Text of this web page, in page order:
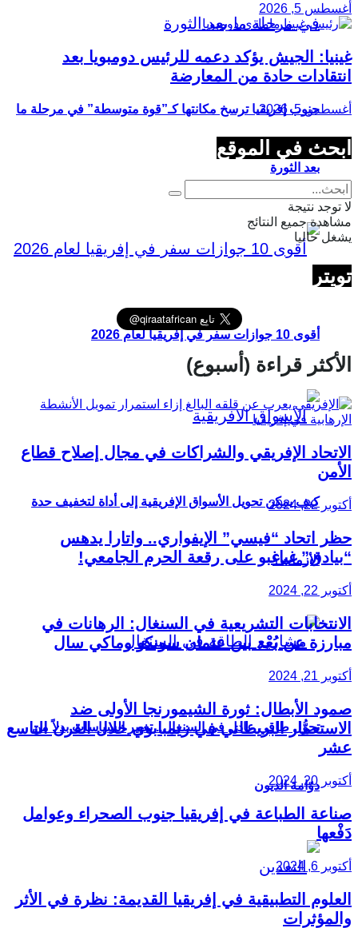
جنوب إفريقيا ترسخ مكانتها كـ”قوة متوسطة” في مرحلة ما
بعد الثورة
أقوى 10 جوازات سفر في إفريقيا لعام 2026
كيف يمكن تحويل الأسواق الإفريقية إلى أداة لتخفيف حدة
الأزمات؟
تحوُّل طاقي عادل في السنغال.. تغيير السياسات بدلاً من
دوّامة الديون
أغسطس 5, 2026
غينيا: الجيش يؤكد دعمه للرئيس دومبويا بعد
انتقادات حادة من المعارضة
أغسطس 5, 2026
ابحث في الموقع
لا توجد نتيجة
مشاهدة جميع النتائج
يشغل حاليا
تويتر
الأكثر قراءة (أسبوع)
الاتحاد الإفريقي والشراكات في مجال إصلاح قطاع
الأمن
أكتوبر 22, 2024
حظر اتحاد “فيسي” الإيفواري.. واتارا يدهس
“بيادق” غباغبو على رقعة الحرم الجامعي!
أكتوبر 22, 2024
الانتخابات التشريعية في السنغال: الرهانات في
مبارزة عن بُعْد بين عثمان سونكو وماكي سال
أكتوبر 21, 2024
صمود الأبطال: ثورة الشيمورنجا الأولى ضد
الاستعمار البريطاني في زيمبابوي خلال القرن التاسع
عشر
أكتوبر 20, 2024
صناعة الطباعة في إفريقيا جنوب الصحراء وعوامل
دَفْعها
أكتوبر 6, 2024
العلوم التطبيقية في إفريقيا القديمة: نظرة في الأثر
والمؤثرات